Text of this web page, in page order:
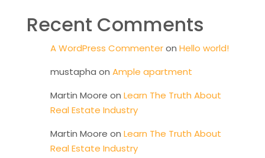
Recent Comments
A WordPress Commenteron Hello world!
mustapha on Ample apartment
Martin Moore on Learn The Truth About
Real Estate Industry
Martin Moore on Learn The Truth About
Real Estate Industry